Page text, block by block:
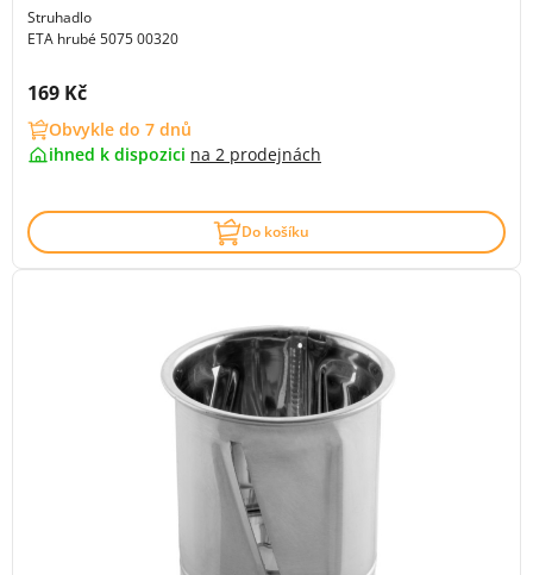
Struhadlo
ETA hrubé 5075 00320
Cena s DPH:
169 Kč
Obvykle do 7 dnů
ihned k dispozici na 2 prodejnách
Do košíku